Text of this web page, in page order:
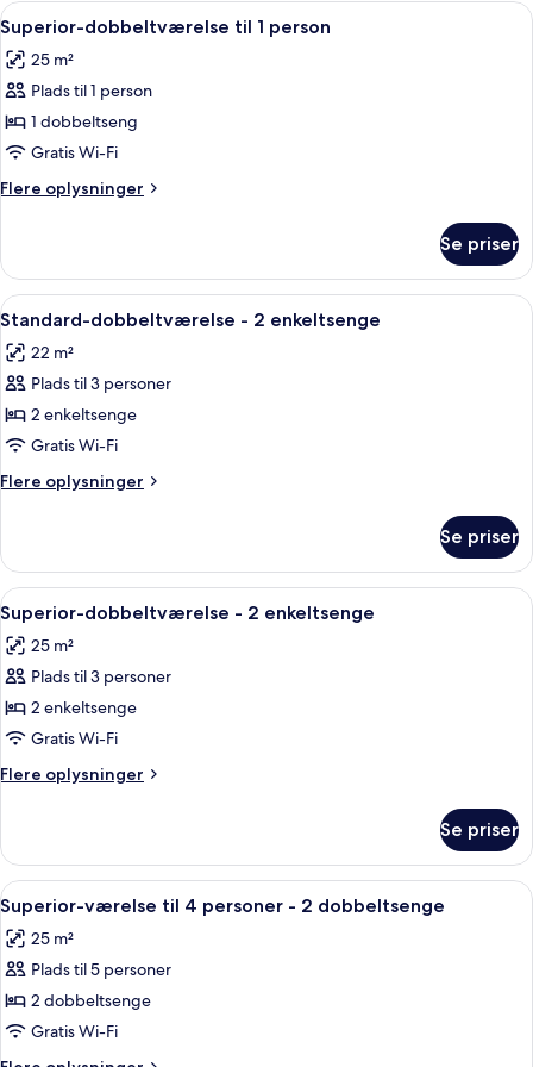
1
person
Indlæs
alle
billeder
af
Superior-
dobbeltværelse
til
1
Et moderne hotelværelse med en
4
Superior-dobbeltværelse til 1 person
25 m²
Plads til 1 person
1 dobbeltseng
Gratis Wi-Fi
Flere oplysninger
Flere
dobbeltværelse
til
1
Se priser
Indlæs
alle
billeder
af
Standard-
dobbeltværelse
-
2
Et hotelværelse med to senge, et
4
Standard-dobbeltværelse - 2 enkeltsenge
22 m²
Plads til 3 personer
2 enkeltsenge
Gratis Wi-Fi
Flere oplysninger
Flere
dobbeltværelse
2
enkeltsenge
Se priser
Indlæs
alle
billeder
af
Superior-
dobbeltværelse
-
2
Et hotelværelse med to senge, et
6
Superior-dobbeltværelse - 2 enkeltsenge
25 m²
Plads til 3 personer
2 enkeltsenge
Gratis Wi-Fi
Flere oplysninger
Flere
dobbeltværelse
2
enkeltsenge
Se priser
Indlæs
alle
billeder
af
Superior-
værelse
til
Et moderne hotelværelse med to
6
Superior-værelse til 4 personer - 2 dobbeltsenge
25 m²
Plads til 5 personer
2 dobbeltsenge
Gratis Wi-Fi